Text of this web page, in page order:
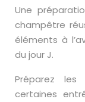
Une
champêtre
éléments à
du jour J.
Préparez
certaines